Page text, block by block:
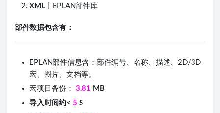
XML 丨EPLAN部件库
部件数据包含有：
EPLAN部件信息含：部件编号、名称、描述、2D/3D
宏、图片、文档等。
宏项目备份： 3.81 MB
导入时间约< 5 S